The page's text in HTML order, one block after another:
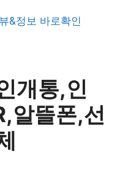
&정보 바로확인
개통,인
알뜰폰,선